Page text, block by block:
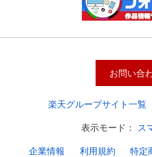
お気に入り
す。
サ
サイ
能
す。
お問い合
楽天グループサイト一覧
表示モード： ス
企業情報 利用規約 特定